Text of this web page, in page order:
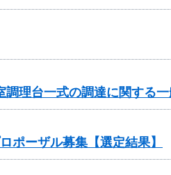
理台一式の調達に関する
ポーザル募集【選定結果】